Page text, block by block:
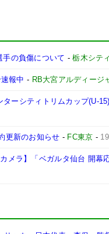
手の負傷について -栃木シテ
報中 - RB大宮アルディージ
ターシティトリムカップ(U-
更新のお知らせ - FC東京 -
カメラ】「ベガルタ仙台 開幕